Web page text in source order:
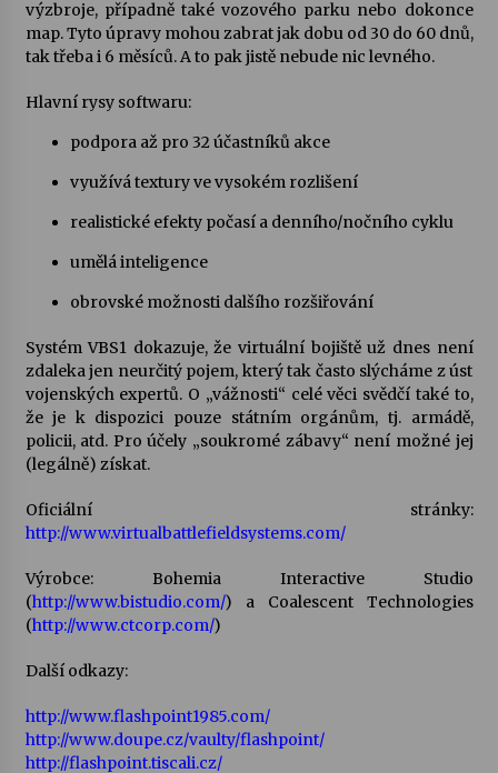
výzbroje, případně také vozového parku nebo dokonce
map. Tyto úpravy mohou zabrat jak dobu od 30 do 60 dnů,
tak třeba i 6 měsíců. A to pak jistě nebude nic levného.
Hlavní rysy softwaru:
podpora až pro 32 účastníků akce
využívá textury ve vysokém rozlišení
realistické efekty počasí a denního/nočního cyklu
umělá inteligence
obrovské možnosti dalšího rozšiřování
Systém VBS1 dokazuje, že virtuální bojiště už dnes není
zdaleka jen neurčitý pojem, který tak často slýcháme z úst
vojenských expertů. O „vážnosti“ celé věci svědčí také to,
že je k dispozici pouze státním orgánům, tj. armádě,
policii, atd. Pro účely „soukromé zábavy“ není možné jej
(legálně) získat.
Oficiální stránky:
http://www.virtualbattlefieldsystems.com/
Výrobce: Bohemia Interactive Studio
(http://www.bistudio.com/) a Coalescent Technologies
(http://www.ctcorp.com/)
Další odkazy:
http://www.flashpoint1985.com/
http://www.doupe.cz/vaulty/flashpoint/
http://flashpoint.tiscali.cz/